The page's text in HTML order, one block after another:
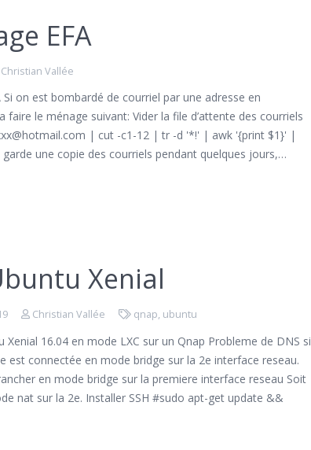
EFA
Christian Vallée
Si on est bombardé de courriel par une adresse en
faire le ménage suivant: Vider la file d’attente des courriels
| cut -c1-12 | tr -d '*!' | awk '{print $1}' |
une copie des courriels pendant quelques jours,…
Xenial
Christian Vallée qnap, ubuntu
Xenial 16.04 en mode LXC sur un Qnap Probleme de DNS si
est connectée en mode bridge sur la 2e interface reseau.
en mode bridge sur la premiere interface reseau Soit
nat sur la 2e. Installer SSH #sudo apt-get update &&